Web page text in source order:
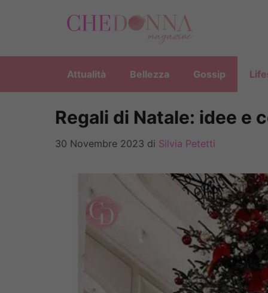
Attualità Bellezza Gossip
Regali di Natale: idee e
30 Novembre 2023 di Silvia Petetti